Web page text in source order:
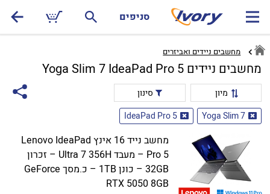
סניפים
מחשבים ניידים ואביזרים
מחשבים ניידים Yoga Slim 7 IdeaPad Pro 5
מיון
סינון
Yoga Slim 7
IdeaPad Pro 5
מחשב נייד 16 אינץ Lenovo IdeaPad
Pro 5 – מעבד Ultra 7 356H – זכרון
32GB – כונן 1TB – כ.מסך GeForce
RTX 5050 8GB